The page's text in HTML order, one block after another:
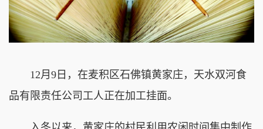
12月9日，在麦积区石佛镇黄家庄，天水双河食
品有限责任公司工人正在加工挂面。